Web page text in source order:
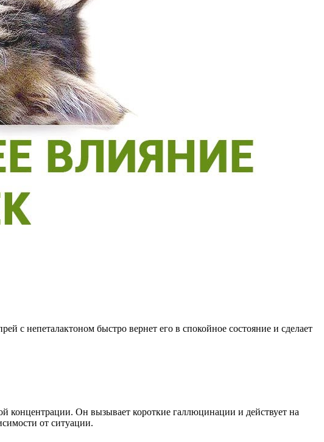
с непеталактоном быстро вернет его в спокойное состояние и сделает
концентрации. Он вызывает короткие галлюцинации и действует на
от ситуации.